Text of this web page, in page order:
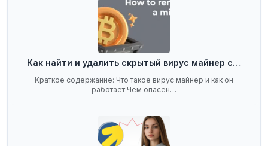
Как найти и удалить скрытый вирус майнер с…
Краткое содержание: Что такое вирус майнер и как он
работает Чем опасен…